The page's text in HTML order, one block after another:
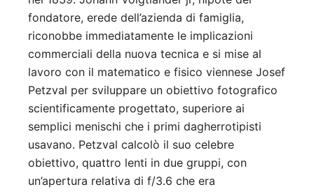
fondatore, erede dell’azienda di famiglia,
riconobbe immediatamente le implicazioni
commerciali della nuova tecnica e si mise al
lavoro con il matematico e fisico viennese Josef
Petzval per sviluppare un obiettivo fotografico
scientificamente progettato, superiore ai
semplici menischi che i primi dagherrotipisti
usavano. Petzval calcolò il suo celebre
obiettivo, quattro lenti in due gruppi, con
un’apertura relativa di f/3.6 che era